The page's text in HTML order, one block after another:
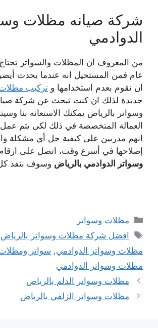
شركة صيانه مظلات
الدوادمي
من المعروف ان المظلات والسواتر
عام فمن المستحيل انه عندما يحدث
ان نقوم بعدم استخدامها و تركيب
جديدة لذلك ان كنت تبحث عن شركة
وسواتر بالرياض يمكنك الاستعانه بنا
العمالة المتخصصة في ذلك لكى يتم عمل
انهم مدربين على كيفية حل أي مشكلة
إصلاحها في أسرع وقت، اتصل على
وسواتر الدوادمي بالرياض وسوف ننفذ
التصنيفات
مظلات وسواتر
الوسوم
افضل شركة مظلات وسواتر بالرياض
مظلات وسواتر الدوادمي, سواتر
مظلات وسواتر الدوادمي
مظلات وسواتر الدلم بالرياض
مظلات وسواتر الزلفي بالرياض